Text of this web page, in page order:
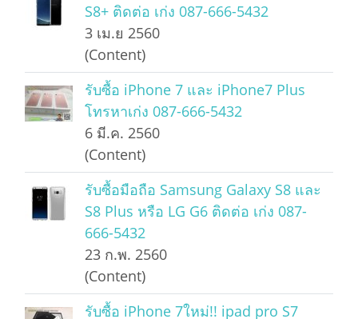
S8+ ติดต่อ เก่ง 087-666-5432
3 เม.ย 2560
(Content)
รับซื้อ iPhone 7 และ iPhone7 Plus
โทรหาเก่ง 087-666-5432
6 มี.ค. 2560
(Content)
รับซื้อมือถือ Samsung Galaxy S8 และ
S8 Plus หรือ LG G6 ติดต่อ เก่ง 087-
666-5432
23 ก.พ. 2560
(Content)
รับซื้อ iPhone 7ใหม่!! ipad pro S7